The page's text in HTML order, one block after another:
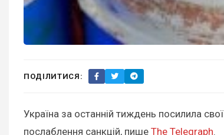
ПОДІЛИТИСЯ:
Україна за останній тиждень посилила свої
послаблення санкцій, пише The Telegraph.